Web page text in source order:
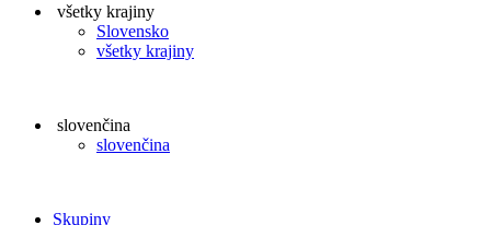
všetky krajiny
Slovensko
všetky krajiny
slovenčina
slovenčina
Skupiny